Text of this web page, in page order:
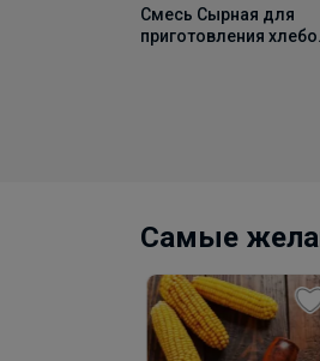
Смесь Сырная для
приготовления
Самые